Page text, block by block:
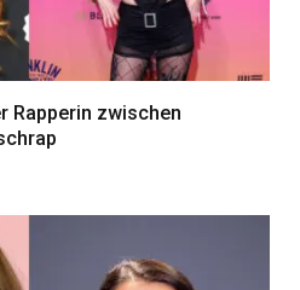
Rapperin zwischen